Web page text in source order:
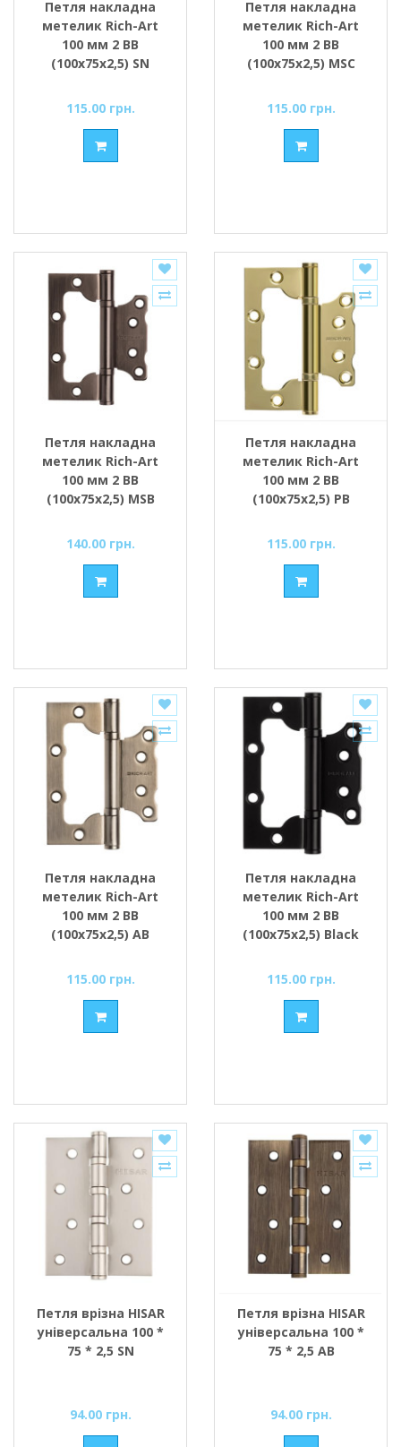
Петля накладна
метелик Rich-Art
100 мм 2 ВВ
(100х75х2,5) SN
115.00 грн.
Петля накладна
метелик Rich-Art
100 мм 2 ВВ
(100х75х2,5) MSC
115.00 грн.
Петля накладна
метелик Rich-Art
100 мм 2 ВВ
(100х75х2,5) MSB
140.00 грн.
Петля накладна
метелик Rich-Art
100 мм 2 ВВ
(100х75х2,5) РВ
115.00 грн.
Петля накладна
метелик Rich-Art
100 мм 2 ВВ
(100х75х2,5) AB
115.00 грн.
Петля накладна
метелик Rich-Art
100 мм 2 ВВ
(100х75х2,5) Black
115.00 грн.
Петля врізна HISAR
універсальна 100 *
75 * 2,5 SN
94.00 грн.
Петля врізна HISAR
універсальна 100 *
75 * 2,5 АВ
94.00 грн.